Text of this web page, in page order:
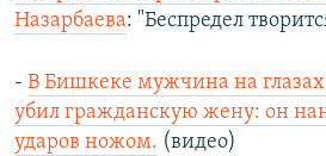
Назарбаева: "Беспредел
- В Бишкеке мужчина на глазах
убил гражданскую жену: он
ударов ножом. (видео)